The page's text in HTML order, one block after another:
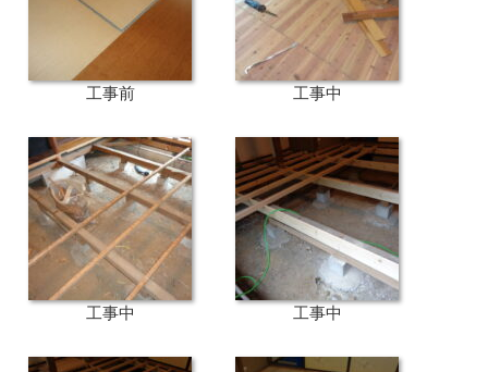
工事前 工事中
工事中 工事中